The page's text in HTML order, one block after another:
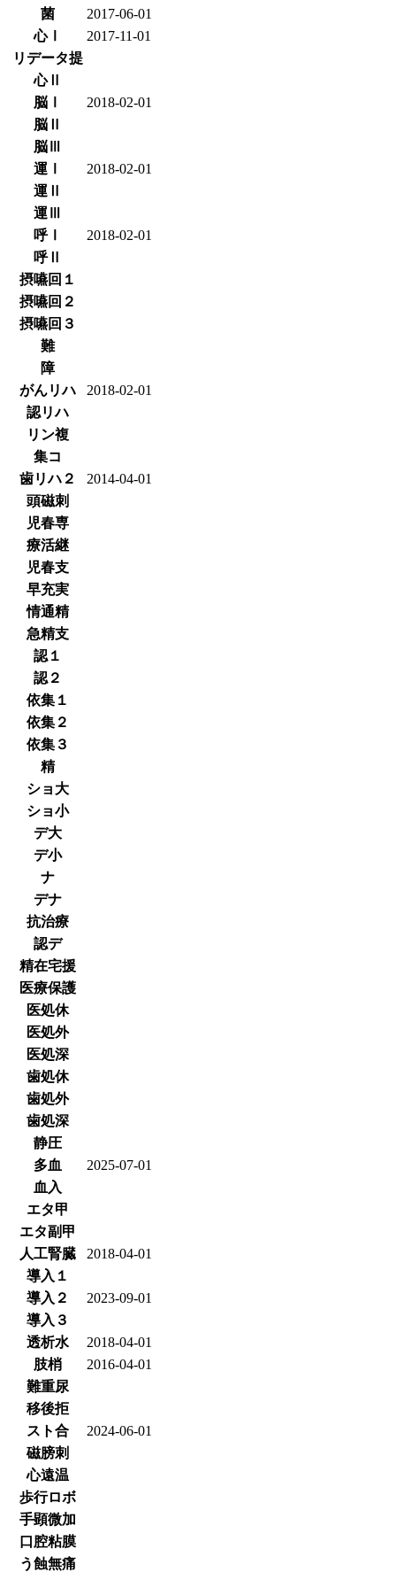
菌
2017-06-01
心Ⅰ
2017-11-01
リデータ提
心Ⅱ
脳Ⅰ
2018-02-01
脳Ⅱ
脳Ⅲ
運Ⅰ
2018-02-01
運Ⅱ
運Ⅲ
呼Ⅰ
2018-02-01
呼Ⅱ
摂嚥回１
摂嚥回２
摂嚥回３
難
障
がんリハ
2018-02-01
認リハ
リン複
集コ
歯リハ２
2014-04-01
頭磁刺
児春専
療活継
児春支
早充実
情通精
急精支
認１
認２
依集１
依集２
依集３
精
ショ大
ショ小
デ大
デ小
ナ
デナ
抗治療
認デ
精在宅援
医療保護
医処休
医処外
医処深
歯処休
歯処外
歯処深
静圧
多血
2025-07-01
血入
エタ甲
エタ副甲
人工腎臓
2018-04-01
導入１
導入２
2023-09-01
導入３
透析水
2018-04-01
肢梢
2016-04-01
難重尿
移後拒
スト合
2024-06-01
磁膀刺
心遠温
歩行ロボ
手顕微加
口腔粘膜
う蝕無痛